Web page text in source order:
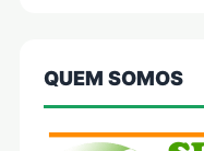
QUEM SOMOS